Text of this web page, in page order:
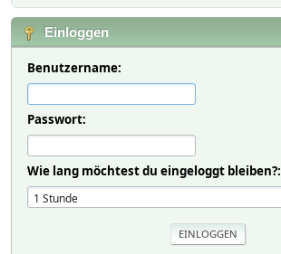
Einloggen
Benutzername:
Passwort:
Wie lang möchtest du eingeloggt bleiben?: